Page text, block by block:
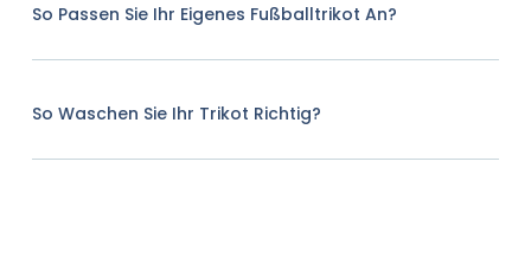
So Passen Sie Ihr Eigenes Fußballtrikot An?
So Waschen Sie Ihr Trikot Richtig?